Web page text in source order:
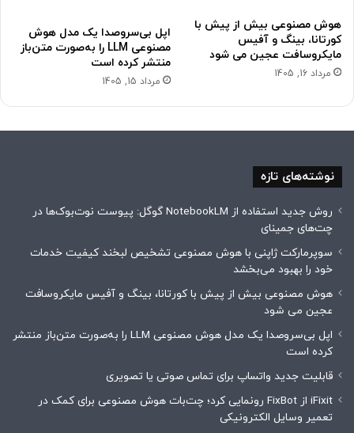
هوش مصنوعی بیش از پیش با
کورتانا، بینگ و آفیس
مایکروسافت عجین می شود
مرداد 16, 1405
اپل بی‌سروصدا یک مدل هوش
مصنوعی LLM را به‌صورت متن‌باز
منتشر کرده است
مرداد 15, 1405
نوشته‌های تازه
روش جدید استفاده از NotebookLM گوگل: پیوست نوت‌بوک‌ها در
چت‌های جمینای
سوپرمارکت ژاپنی با هوش مصنوعی تشخیص لبخند کیفیت خدمات
خود را بهبود می‌بخشد
هوش مصنوعی بیش از پیش با کورتانا، بینگ و آفیس مایکروسافت
عجین می شود
اپل بی‌سروصدا یک مدل هوش مصنوعی LLM را به‌صورت متن‌باز منتشر
کرده است
قابلیت جدید واتساپ برای تماس صوتی یا تصویری
iFixit از FixBot رونمایی کرد؛ چت‌بات هوش مصنوعی برای کمک در
تعمیر وسایل الکترونیکی